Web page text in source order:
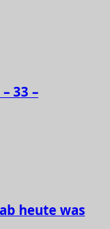
33 –
heute was